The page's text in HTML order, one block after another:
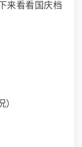
来看看国庆档
）